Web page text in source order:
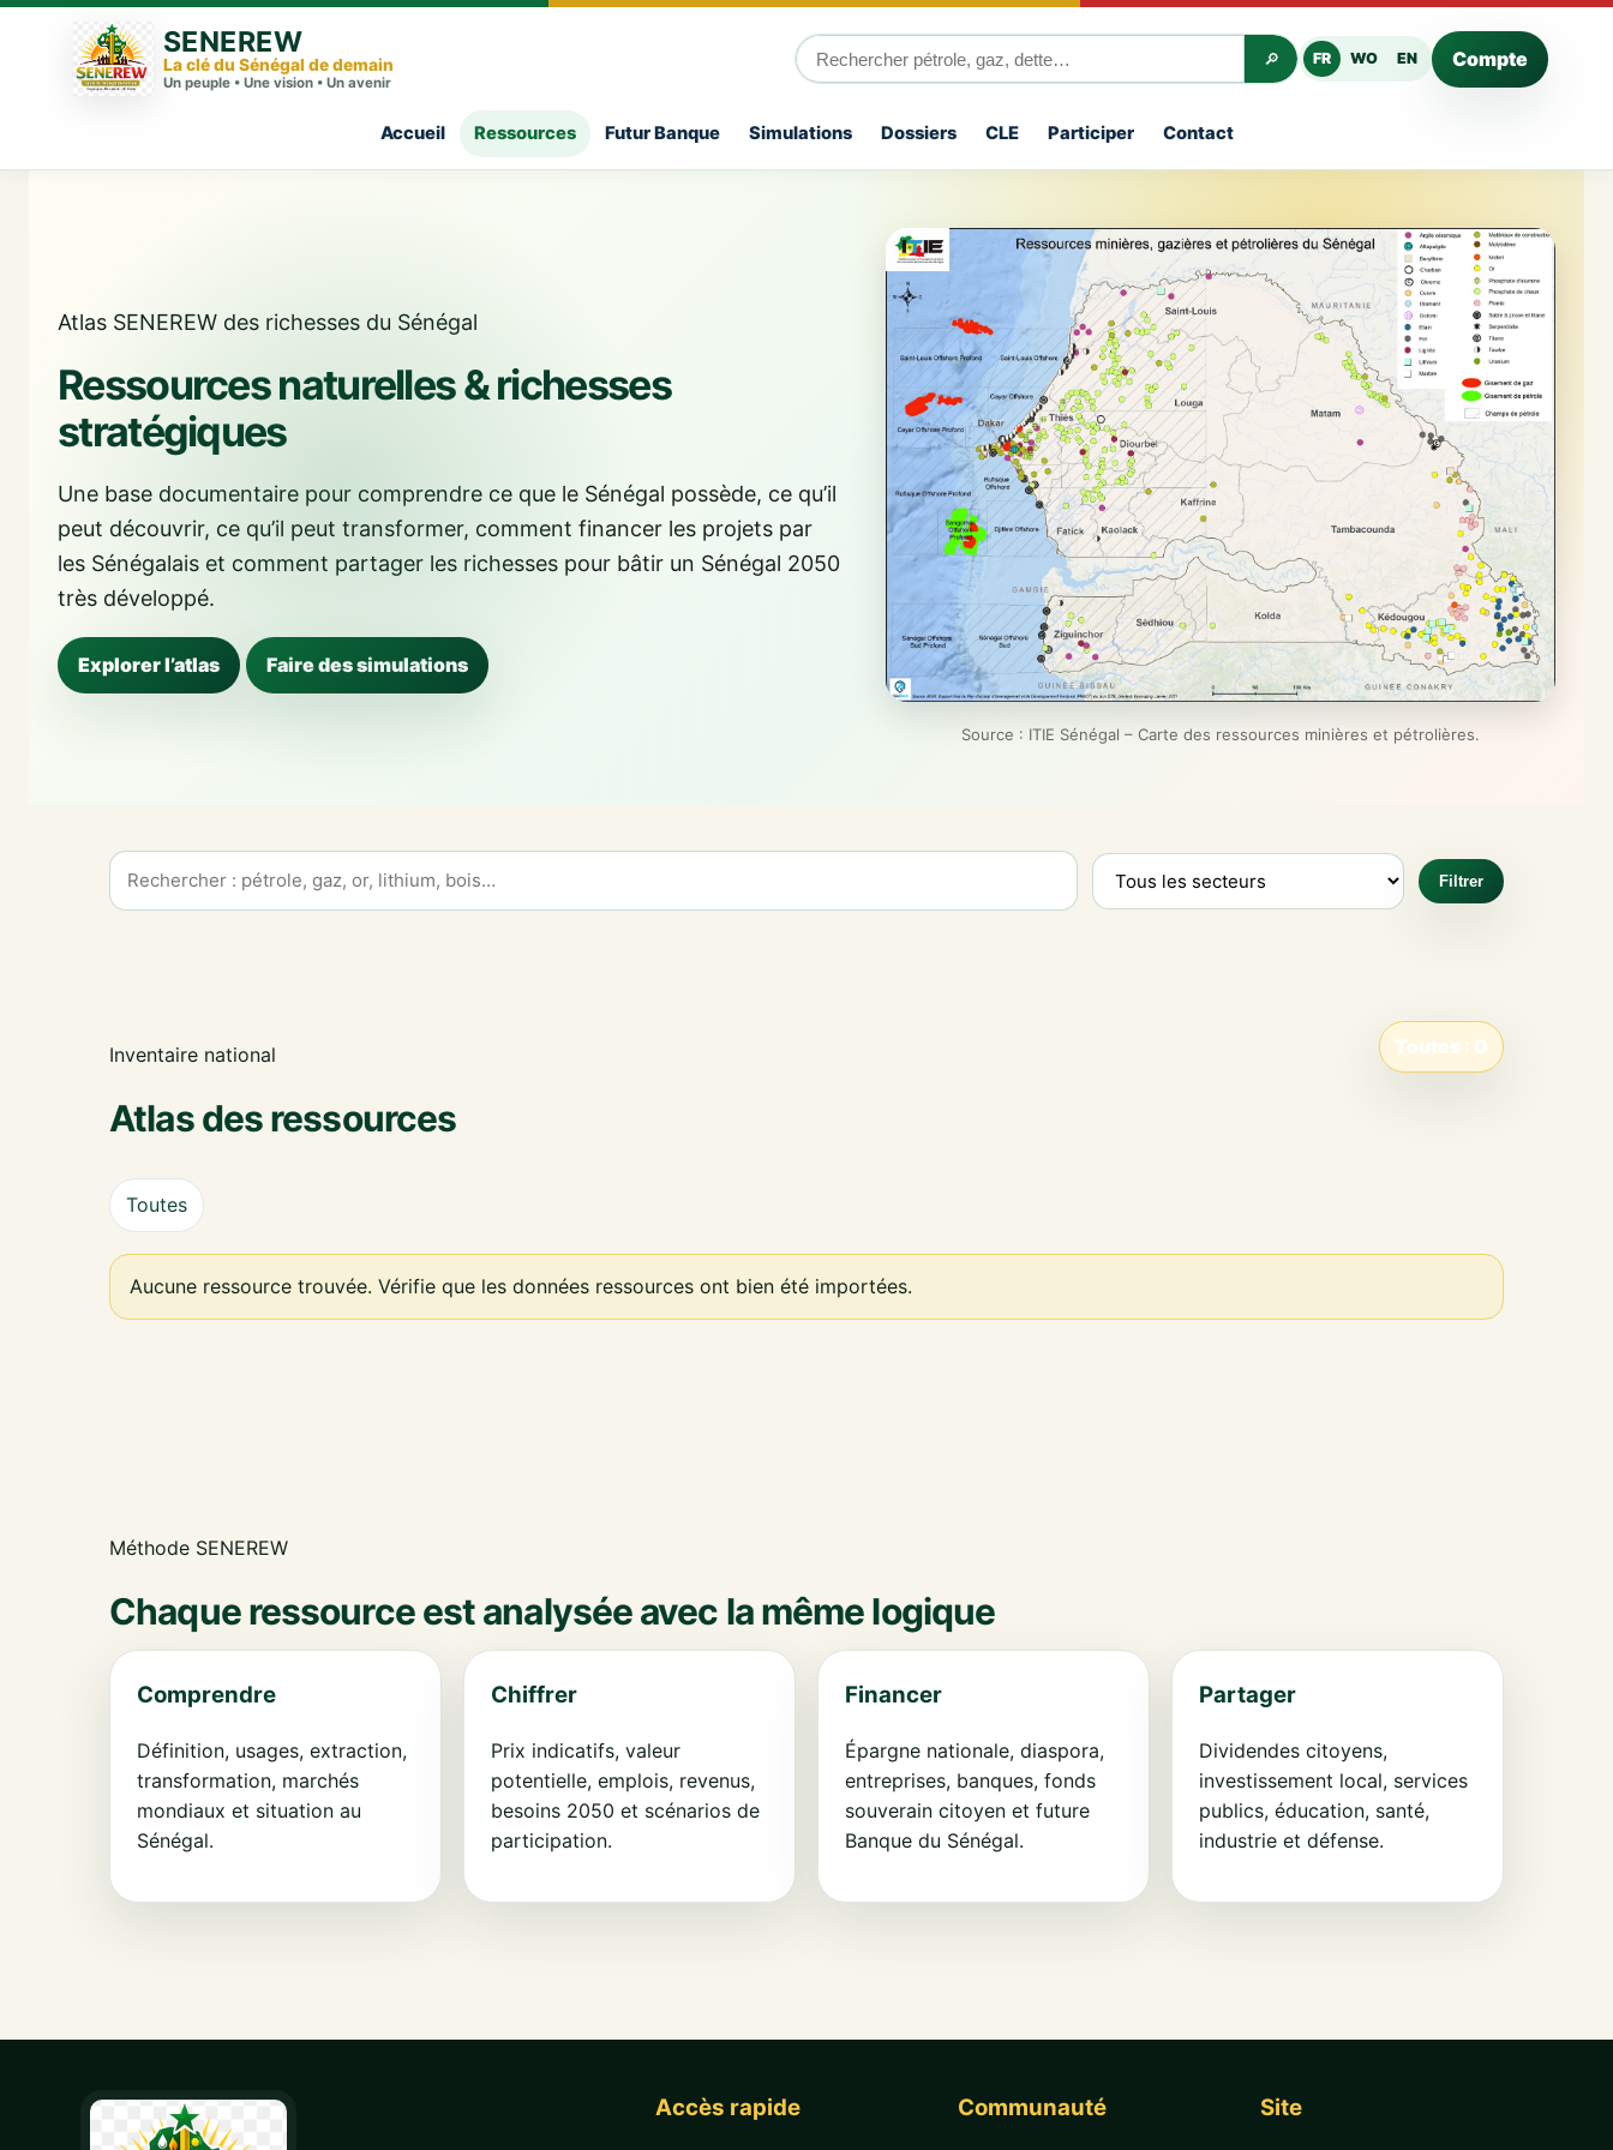
SENEREW
La clé du Sénégal de demain
Un peuple • Une vision • Un avenir
🔎 FR WO EN Compte
Accueil Ressources Futur Banque Simulations Dossiers CLE Participer Contact
Atlas SENEREW des richesses du Sénégal
Ressources naturelles & richesses
stratégiques
Une base documentaire pour comprendre ce que le Sénégal possède, ce qu’il
peut découvrir, ce qu’il peut transformer, comment financer les projets par
les Sénégalais et comment partager les richesses pour bâtir un Sénégal 2050
très développé.
Explorer l’atlas Faire des simulations
Source : ITIE Sénégal – Carte des ressources minières et pétrolières.
Filtrer
Inventaire national
Atlas des ressources
Toutes : 0
Toutes
Aucune ressource trouvée. Vérifie que les données ressources ont bien été importées.
Méthode SENEREW
Chaque ressource est analysée avec la même logique
Comprendre
Définition, usages, extraction,
transformation, marchés
mondiaux et situation au
Sénégal.
Chiffrer
Prix indicatifs, valeur
potentielle, emplois, revenus,
besoins 2050 et scénarios de
participation.
Financer
Épargne nationale, diaspora,
entreprises, banques, fonds
souverain citoyen et future
Banque du Sénégal.
Partager
Dividendes citoyens,
investissement local, services
publics, éducation, santé,
industrie et défense.
Accès rapide Communauté Site